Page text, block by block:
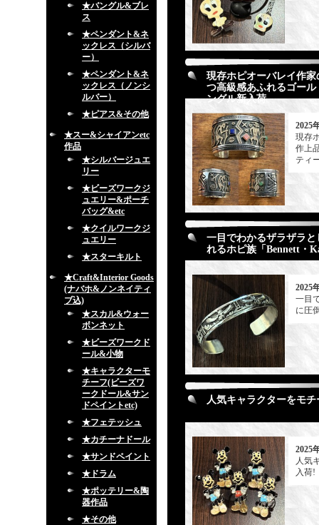
★バングル&ブレ
ス
★ペンダント&ネ
ックレス（シルバ
ー）
★ペンダント&ネ
ックレス（ノンシ
ルバー）
★ピアス&その他
★スー&シャイアンetc
作品
★シルバージュエ
リー
★ビーズワークジ
ュエリー&ポーチ
バッグ&etc
★クイルワークジ
ュエリー
★スターキルト
★Craft&Interior Goods
(ナバホ&ノンネイティ
ブ込)
★スカル&ウォー
ボンネット
★ビーズワークド
ール&小物
★キャラクターモ
チーフ(ビーズワ
ークドール&サン
ドペイントetc)
★フェテッシュ
★カチーナドール
★サンドペイント
★ドラム
★ポッテリー&陶
器作品
★その他
現存ホピオーバレイ作
つ高級感あふれるゴー
ングル新入荷
2025
現存
作上
ティ
一目でわかるザラザラ
れるホピ族「Bennett・
2025
一目
に圧
人気キャラクターをモ
2025
人気
入荷!